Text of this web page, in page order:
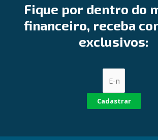
Fique por dentro do
financeiro, receba
exclusivos:
Cadastrar